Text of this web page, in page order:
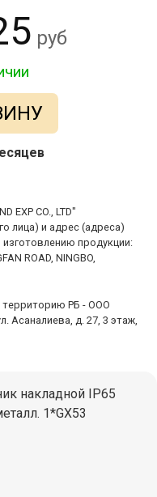
руб
EXP CO., LTD"
лица) и адрес (адреса)
продукции:
ROAD, NINGBO,
территорию РБ - ООО
Асаналиева, д. 27, 3 этаж,
накладной IP65
1*GX53